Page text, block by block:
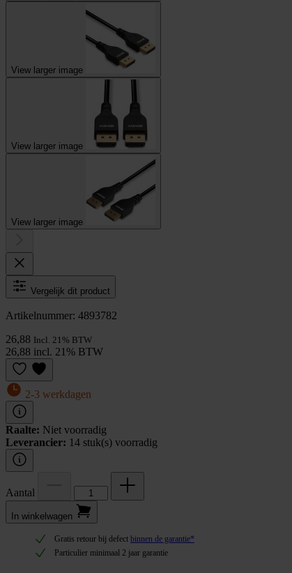
View larger image
View larger image
View larger image
Vergelijk dit product
Artikelnummer: 4893782
26,88 Incl. 21% BTW
26,88 incl. 21% BTW
2-3 werkdagen
Raalte: Niet voorradig
Leverancier: 14 stuk(s) voorradig
Aantal
In winkel­wagen
Gratis retour bij defect binnen de garantie*
Particulier minimaal 2 jaar garantie